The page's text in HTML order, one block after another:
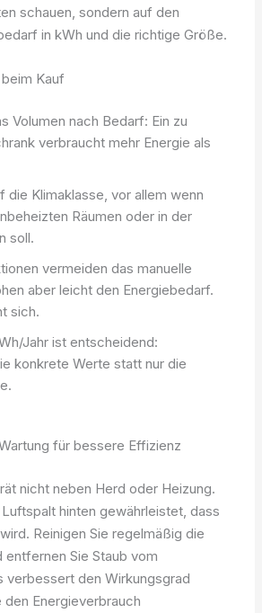
schauen, sondern auf den
in kWh und die richtige Größe.
Kauf
Volumen nach Bedarf: Ein zu
verbraucht mehr Energie als
die Klimaklasse, vor allem wenn
Räumen oder in der
soll.
vermeiden das manuelle
aber leicht den Energiebedarf.
sich.
Jahr ist entscheidend:
konkrete Werte statt nur die
für bessere Effizienz
nicht neben Herd oder Heizung.
hinten gewährleistet, dass
Reinigen Sie regelmäßig die
entfernen Sie Staub vom
verbessert den Wirkungsgrad
den Energieverbrauch